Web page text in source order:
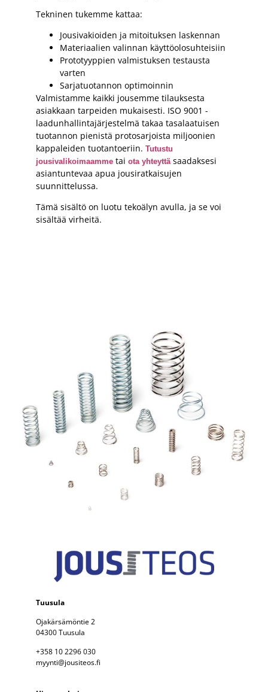
Tekninen tukemme kattaa:
Jousivakioiden ja mitoituksen laskennan
Materiaalien valinnan käyttöolosuhteisiin
Prototyyppien valmistuksen testausta
varten
Sarjatuotannon optimoinnin
Valmistamme kaikki jousemme tilauksesta
asiakkaan tarpeiden mukaisesti. ISO 9001 -
laadunhallintajärjestelmä takaa tasalaatuisen
tuotannon pienistä protosarjoista miljoonien
kappaleiden tuotantoeriin. Tutustu
jousivalikoimaamme tai ota yhteyttäsaadaksesi
asiantuntevaa apua jousiratkaisujen
suunnittelussa.
Tämä sisältö on luotu tekoälyn avulla, ja se voi
sisältää virheitä.
Tuusula
Ojakärsämöntie 2
04300 Tuusula
+358 10 2296 030
myynti@jousiteos.fi